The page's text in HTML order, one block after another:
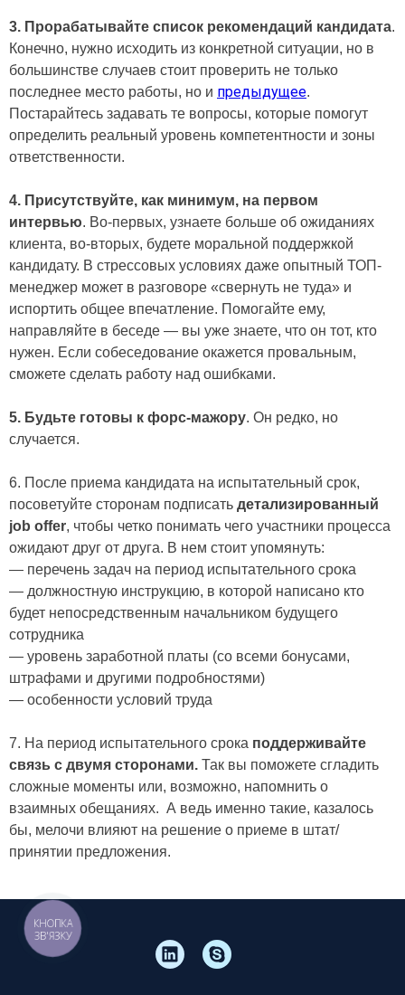
3. Прорабатывайте список рекомендаций кандидата.
Конечно, нужно исходить из конкретной ситуации, но в
большинстве случаев стоит проверить не только
последнее место работы, но и предыдущее.
Постарайтесь задавать те вопросы, которые помогут
определить реальный уровень компетентности и зоны
ответственности.
4. Присутствуйте, как минимум, на первом
интервью. Во-первых, узнаете больше об ожиданиях
клиента, во-вторых, будете моральной поддержкой
кандидату. В стрессовых условиях даже опытный ТОП-
менеджер может в разговоре «свернуть не туда» и
испортить общее впечатление. Помогайте ему,
направляйте в беседе — вы уже знаете, что он тот, кто
нужен. Если собеседование окажется провальным,
сможете сделать работу над ошибками.
5. Будьте готовы к форс-мажору. Он редко, но
случается.
6. После приема кандидата на испытательный срок,
посоветуйте сторонам подписать детализированный
job offer, чтобы четко понимать чего участники процесса
ожидают друг от друга. В нем стоит упомянуть:
— перечень задач на период испытательного срока
— должностную инструкцию, в которой написано кто
будет непосредственным начальником будущего
сотрудника
— уровень заработной платы (со всеми бонусами,
штрафами и другими подробностями)
— особенности условий труда
7. На период испытательного срока поддерживайте
связь с двумя сторонами. Так вы поможете сгладить
сложные моменты или, возможно, напомнить о
взаимных обещаниях. А ведь именно такие, казалось
бы, мелочи влияют на решение о приеме в штат/
принятии предложения.
КНОПКА
ЗВ'ЯЗКУ